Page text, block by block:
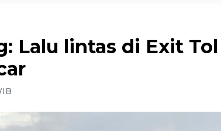
Lalu lintas di Exit Tol